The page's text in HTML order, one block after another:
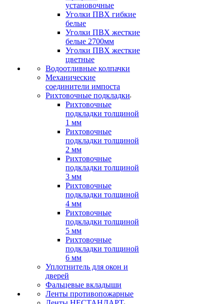
установочные
Уголки ПВХ гибкие
белые
Уголки ПВХ жесткие
белые 2700мм
Уголки ПВХ жесткие
цветные
Водоотливные колпачки
Механические
соединители импоста
Рихтовочные подкладки
Рихтовочные
подкладки толщиной
1 мм
Рихтовочные
подкладки толщиной
2 мм
Рихтовочные
подкладки толщиной
3 мм
Рихтовочные
подкладки толщиной
4 мм
Рихтовочные
подкладки толщиной
5 мм
Рихтовочные
подкладки толщиной
6 мм
Уплотнитель для окон и
дверей
Фальцевые вкладыши
Ленты противопожарные